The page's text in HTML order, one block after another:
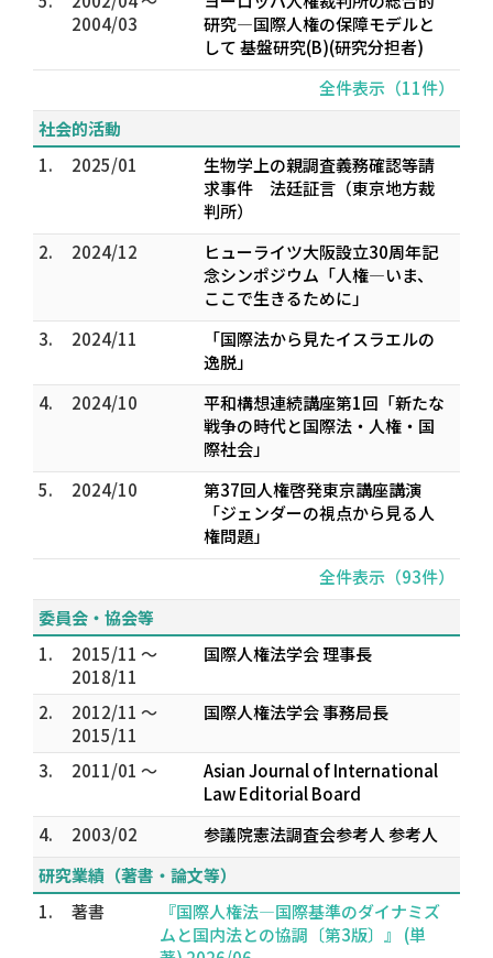
2004/03
研究―国際人権の保障モデルと
して 基盤研究(B)(研究分担者)
全件表示（11件）
社会的活動
1.
2025/01
生物学上の親調査義務確認等請
求事件 法廷証言（東京地方裁
判所）
2.
2024/12
ヒューライツ大阪設立30周年記
念シンポジウム「人権―いま、
ここで生きるために」
3.
2024/11
「国際法から見たイスラエルの
逸脱」
4.
2024/10
平和構想連続講座第1回「新たな
戦争の時代と国際法・人権・国
際社会」
5.
2024/10
第37回人権啓発東京講座講演
「ジェンダーの視点から見る人
権問題」
全件表示（93件）
委員会・協会等
1.
2015/11 ～
2018/11
国際人権法学会 理事長
2.
2012/11 ～
2015/11
国際人権法学会 事務局長
3. 2011/01 ～
Asian Journal of International
Law Editorial Board
4.
2003/02
参議院憲法調査会参考人 参考人
研究業績（著書・論文等）
1.
著書
『国際人権法―国際基準のダイナミズ
ムと国内法との協調〔第3版〕』 (単